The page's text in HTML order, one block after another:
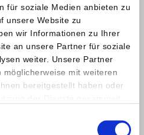
für soziale Medien anbieten zu
unsere Website zu
wir Informationen zu Ihrer
an unsere Partner für soziale
weiter. Unsere Partner
mit weiteren
bereitgestellt haben oder